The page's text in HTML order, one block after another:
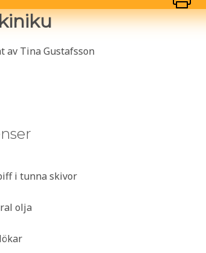
av Tina Gustafsson
i tunna skivor
olja